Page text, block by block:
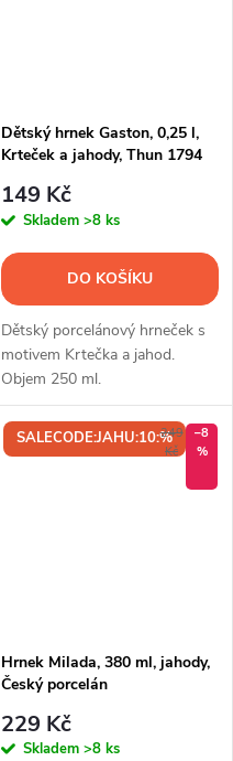
Dětský hrnek Gaston, 0,25 l,
Krteček a jahody, Thun 1794
149 Kč
Skladem >8 ks
DO KOŠÍKU
Dětský porcelánový hrneček s
motivem Krtečka a jahod.
Objem 250 ml.
SALECODE:JAHU:10:%249
Kč
–8
%
Hrnek Milada, 380 ml, jahody,
Český porcelán
229 Kč
Skladem >8 ks